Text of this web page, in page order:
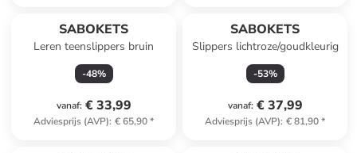
SABOKETS
Leren teenslippers bruin
-48%
vanaf: € 33,99
Adviesprijs (AVP): € 65,90*
SABOKETS
Slippers lichtroze/goudkleurig
-53%
vanaf: € 37,99
Adviesprijs (AVP): € 81,90*